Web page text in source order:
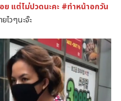
แต่ไม่ปวดนะคะ #ทำหน้าอกวัน
ยไวๆนะจ๊ะ